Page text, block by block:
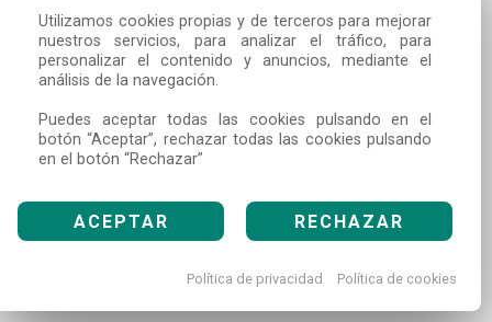
Utilizamos cookies propias y de terceros para mejorar
nuestros servicios, para analizar el tráfico, para
personalizar el contenido y anuncios, mediante el
análisis de la navegación.
Puedes aceptar todas las cookies pulsando en el
botón “Aceptar”, rechazar todas las cookies pulsando
en el botón “Rechazar”
ACEPTAR RECHAZAR
Política de privacidad Política de cookies